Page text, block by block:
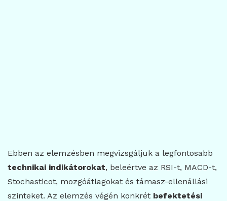
Ebben az elemzésben megvizsgáljuk a legfontosabb
technikai indikátorokat, beleértve az RSI-t, MACD-t,
Stochasticot, mozgóátlagokat és támasz-ellenállási
szinteket. Az elemzés végén konkrét befektetési